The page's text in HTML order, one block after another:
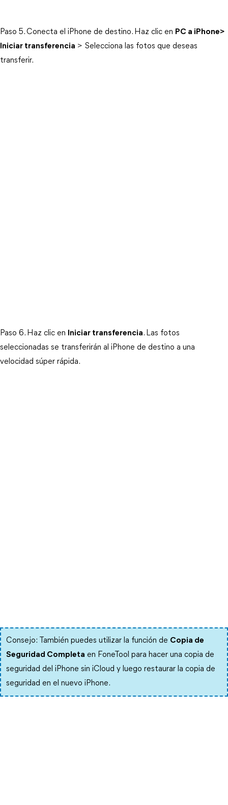
Paso 5. Conecta el iPhone de destino. Haz clic en PC a iPhone>
Iniciar transferencia > Selecciona las fotos que deseas
transferir.
Paso 6. Haz clic en Iniciar transferencia. Las fotos
seleccionadas se transferirán al iPhone de destino a una
velocidad súper rápida.
Consejo: También puedes utilizar la función de Copia de
Seguridad Completa en FoneTool para hacer una copia de
seguridad del iPhone sin iCloud y luego restaurar la copia de
seguridad en el nuevo iPhone.